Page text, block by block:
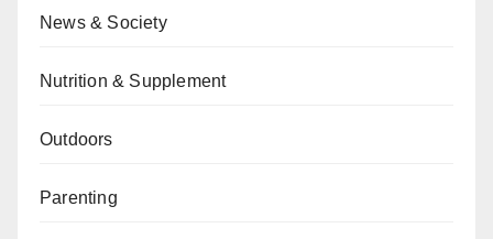
News & Society
Nutrition & Supplement
Outdoors
Parenting